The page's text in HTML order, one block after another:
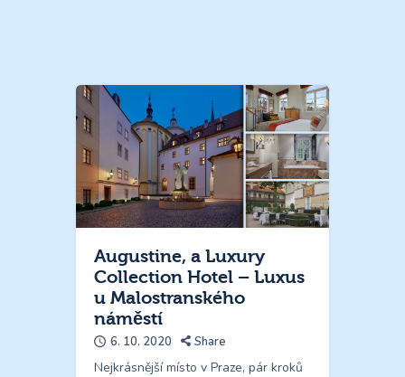
Augustine, a Luxury
Collection Hotel – Luxus
u Malostranského
náměstí
6. 10. 2020 Share
Nejkrásnější místo v Praze, pár kroků